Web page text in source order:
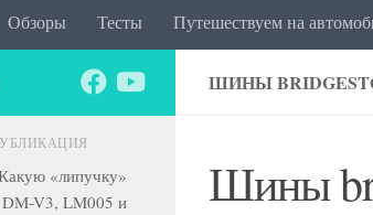
Обзоры Тесты Путешествуем на
ШИНЫ
Шины
«липучку»
DM-V3, LM005 и